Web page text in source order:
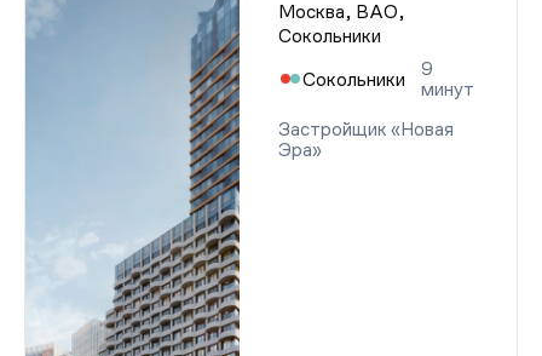
Москва, ВАО,
Сокольники
Сокольники
9
минут
Застройщик «Новая
Эра»